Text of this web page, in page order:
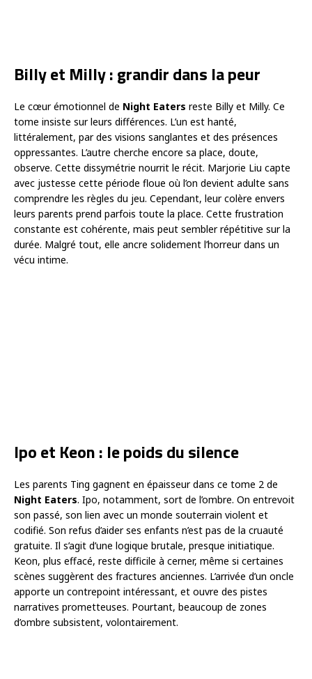
Billy et Milly : grandir dans la peur
Le cœur émotionnel de Night Eaters reste Billy et Milly. Ce
tome insiste sur leurs différences. L’un est hanté,
littéralement, par des visions sanglantes et des présences
oppressantes. L’autre cherche encore sa place, doute,
observe. Cette dissymétrie nourrit le récit. Marjorie Liu capte
avec justesse cette période floue où l’on devient adulte sans
comprendre les règles du jeu. Cependant, leur colère envers
leurs parents prend parfois toute la place. Cette frustration
constante est cohérente, mais peut sembler répétitive sur la
durée. Malgré tout, elle ancre solidement l’horreur dans un
vécu intime.
Ipo et Keon : le poids du silence
Les parents Ting gagnent en épaisseur dans ce tome 2 de
Night Eaters. Ipo, notamment, sort de l’ombre. On entrevoit
son passé, son lien avec un monde souterrain violent et
codifié. Son refus d’aider ses enfants n’est pas de la cruauté
gratuite. Il s’agit d’une logique brutale, presque initiatique.
Keon, plus effacé, reste difficile à cerner, même si certaines
scènes suggèrent des fractures anciennes. L’arrivée d’un oncle
apporte un contrepoint intéressant, et ouvre des pistes
narratives prometteuses. Pourtant, beaucoup de zones
d’ombre subsistent, volontairement.